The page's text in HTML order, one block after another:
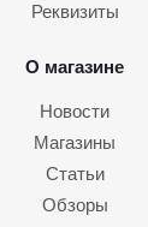
Реквизиты
О магазине
Новости
Магазины
Статьи
Обзоры